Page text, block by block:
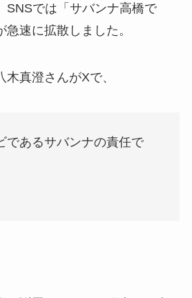
SNSでは「サバンナ高橋で
速に拡散しました。
真澄さんがXで、
であるサバンナの責任で